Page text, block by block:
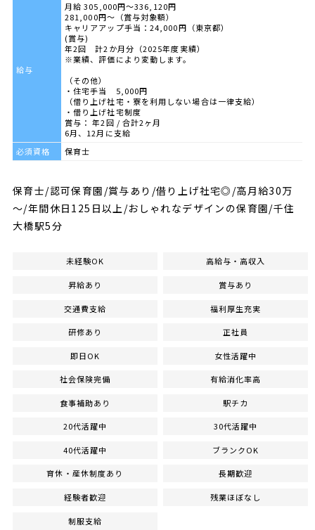
給与
月給 305,000円～336,120円
281,000円～（賞与対象額）
キャリアアップ手当：24,000円（東京都）
(賞与)
年2回 計2か月分（2025年度実績）
※業績、評価により変動します。
（その他）
・住宅手当 5,000円
（借り上げ社宅・寮を利用しない場合は一律支給）
・借り上げ社宅制度
賞与： 年2回 / 合計2ヶ月
6月、12月に支給
必須資格
保育士
保育士/認可保育園/賞与あり/借り上げ社宅◎/高月給30万
～/年間休日125日以上/おしゃれなデザインの保育園/千住
大橋駅5分
未経験OK 高給与・高収入
昇給あり 賞与あり
交通費支給 福利厚生充実
研修あり 正社員
即日OK 女性活躍中
社会保険完備 有給消化率高
食事補助あり 駅チカ
20代活躍中 30代活躍中
40代活躍中 ブランクOK
育休・産休制度あり 長期歓迎
経験者歓迎 残業ほぼなし
制服支給